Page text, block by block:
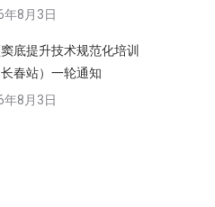
年8月3日
窦底提升技术规范化培训
春站）一轮通知
年8月3日